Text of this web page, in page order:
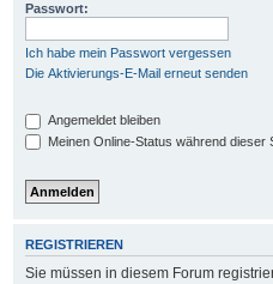
Passwort:
Ich habe mein Passwort vergessen
Die Aktivierungs-E-Mail erneut senden
Angemeldet bleiben
Meinen Online-Status während dieser
REGISTRIEREN
Sie müssen in diesem Forum